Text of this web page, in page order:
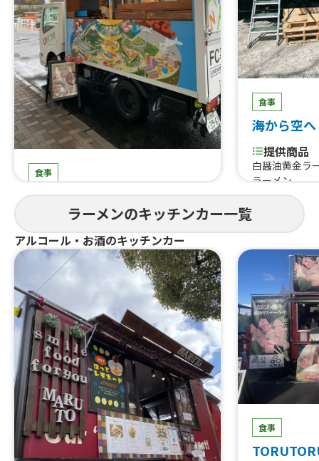
食事
人類みなキッチンCar
提供商品
冷凍餃子、チャーシュー、煮卵、豚骨
ラーメン、醤油ラーメン
食事
海から空へ
提供商品
白醤油黄金ラ
ラーメン
ラーメンのキッチンカー一覧
アルコール・お酒のキッチンカー
食事